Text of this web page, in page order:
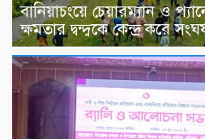
বানিয়াচংয়ে চেয়ারম্যান ও
ক্ষমতার দ্বন্দ্বকে কেন্দ্র করে